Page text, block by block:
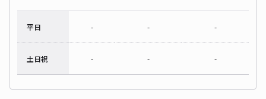
平日 - - -
土日祝 - - -